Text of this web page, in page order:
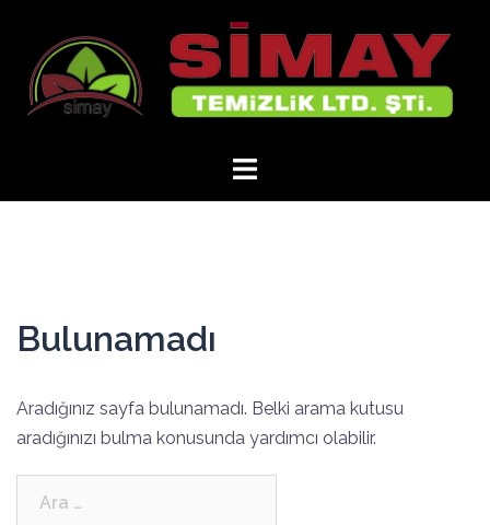
Bulunamadı
Aradığınız sayfa bulunamadı. Belki arama kutusu
aradığınızı bulma konusunda yardımcı olabilir.